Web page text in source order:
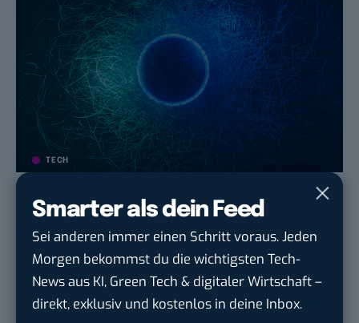
Smarter als dein Feed
Sei anderen immer einen Schritt voraus. Jeden
Morgen bekommst du die wichtigsten Tech-
News aus KI, Green Tech & digitaler Wirtschaft –
direkt, exklusiv und kostenlos in deine Inbox.
TECH
Quantencomputer?